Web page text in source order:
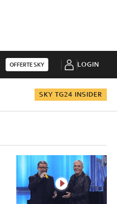
OFFERTE SKY LOGIN
SKY TG24 INSIDER